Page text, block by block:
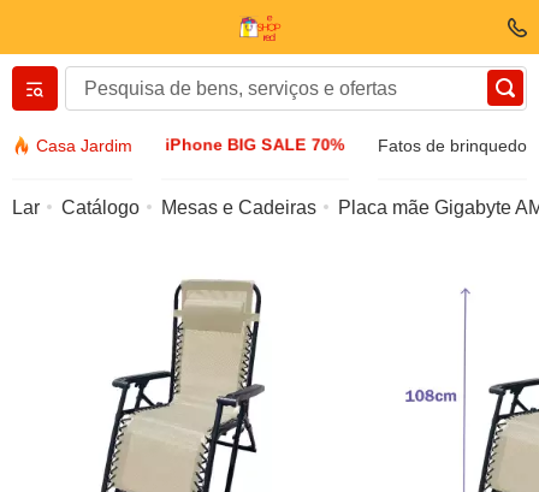
Casa Jardim iPhone BIG SALE 70% Fatos de brinquedo
Вернуться назад
Relógio de algemas
Lar Catálogo Mesas e Cadeiras Placa mãe Gigabyte